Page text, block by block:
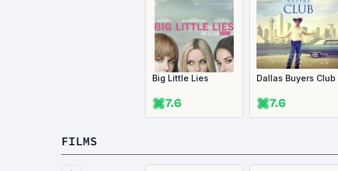
Big Little Lies
7.6
Dallas Buyers Club
7.6
FILMS